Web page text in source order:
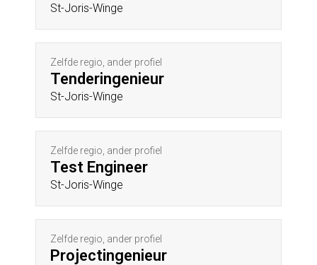
St-Joris-Winge
Zelfde regio, ander profiel
Tenderingenieur
St-Joris-Winge
Zelfde regio, ander profiel
Test Engineer
St-Joris-Winge
Zelfde regio, ander profiel
Projectingenieur